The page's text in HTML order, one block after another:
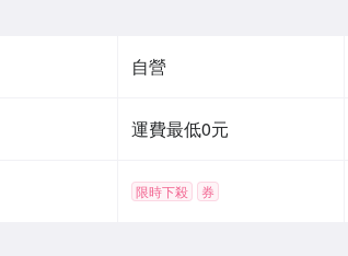
自營
運費最低0元
限時下殺 券